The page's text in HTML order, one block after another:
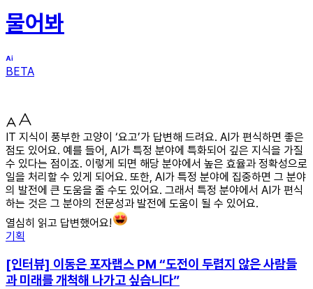
물어봐
BETA
IT 지식이 풍부한 고양이 ‘요고’가 답변해 드려요. AI가 편식하면 좋은
점도 있어요. 예를 들어, AI가 특정 분야에 특화되어 깊은 지식을 가질
수 있다는 점이죠. 이렇게 되면 해당 분야에서 높은 효율과 정확성으로
일을 처리할 수 있게 되어요. 또한, AI가 특정 분야에 집중하면 그 분야
의 발전에 큰 도움을 줄 수도 있어요. 그래서 특정 분야에서 AI가 편식
하는 것은 그 분야의 전문성과 발전에 도움이 될 수 있어요.
열심히 읽고 답변했어요!
기획
[인터뷰] 이동은 포자랩스 PM “도전이 두렵지 않은 사람들
과 미래를 개척해 나가고 싶습니다”